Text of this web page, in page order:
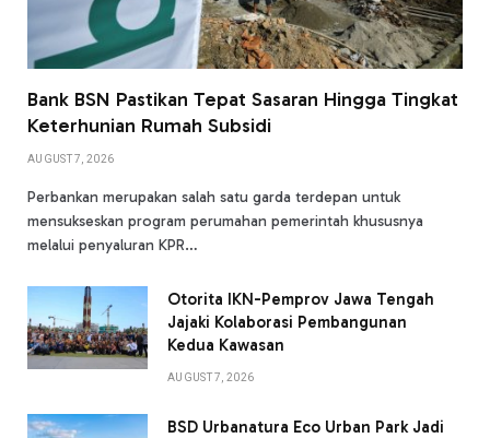
Bank BSN Pastikan Tepat Sasaran Hingga Tingkat
Keterhunian Rumah Subsidi
AUGUST 7, 2026
Perbankan merupakan salah satu garda terdepan untuk
mensukseskan program perumahan pemerintah khususnya
melalui penyaluran KPR…
Otorita IKN-Pemprov Jawa Tengah
Jajaki Kolaborasi Pembangunan
Kedua Kawasan
AUGUST 7, 2026
BSD Urbanatura Eco Urban Park Jadi